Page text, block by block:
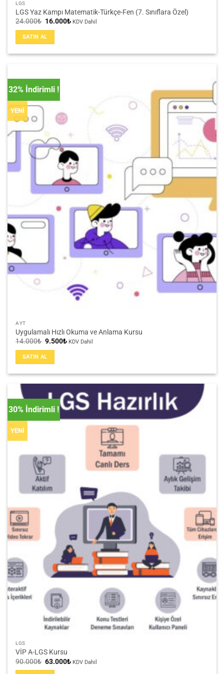
LGS
LGS Yaz Kampı Matematik-Türkçe-Fen (7. Sınıflara Özel)
24.000₺ Orijinal
24.000₺.
16.000₺Şu
KDV Dahil
SATIN AL
32% İndirimli !
YENİ
AYT
Uygulamalı Hızlı Okuma ve Anlama Kursu
14.000₺ Orijinal
14.000₺.
9.500₺Şu
KDV Dahil
SATIN AL
30% İndirimli !
YENİ
LGS
VİP A-LGS Kursu
90.000₺ Orijinal
63.000₺Şu
KDV Dahil